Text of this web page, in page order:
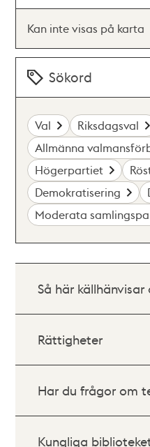
Kan inte visas på karta
Sökord
Val
Riksdagsval
Allmänna
Högerpartiet
Demokratisering
Moderata
Så här
Rättigheter
Har du frågor om
Kungliga